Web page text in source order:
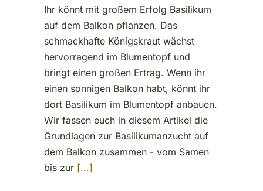
Ihr könnt mit großem Erfolg Basilikum
auf dem Balkon pflanzen. Das
schmackhafte Königskraut wächst
hervorragend im Blumentopf und
bringt einen großen Ertrag. Wenn ihr
einen sonnigen Balkon habt, könnt ihr
dort Basilikum im Blumentopf anbauen.
Wir fassen euch in diesem Artikel die
Grundlagen zur Basilikumanzucht auf
dem Balkon zusammen - vom Samen
bis zur [...]